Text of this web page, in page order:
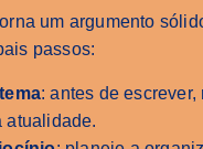
um argumento
passos:
: antes de
atualidade.